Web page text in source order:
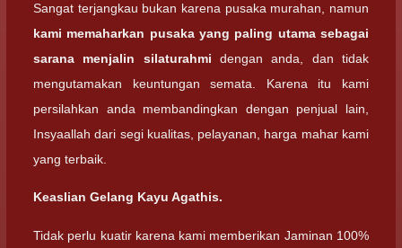
Sangat terjangkau bukan karena pusaka murahan, namun
kami memaharkan pusaka yang paling utama sebagai
sarana menjalin silaturahmi dengan anda, dan tidak
mengutamakan keuntungan semata. Karena itu kami
persilahkan anda membandingkan dengan penjual lain,
Insyaallah dari segi kualitas, pelayanan, harga mahar kami
yang terbaik.
Keaslian Gelang Kayu Agathis.
Tidak perlu kuatir karena kami memberikan Jaminan 100%